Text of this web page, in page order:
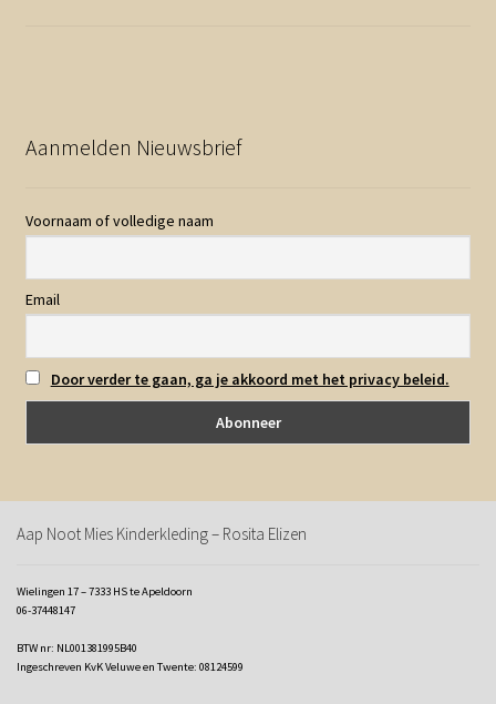
Aanmelden Nieuwsbrief
Voornaam of volledige naam
Email
Door verder te gaan, ga je akkoord met het privacy beleid.
Aap Noot Mies Kinderkleding – Rosita Elizen
Wielingen 17 – 7333 HS te Apeldoorn
06-37448147
BTW nr: NL001381995B40
Ingeschreven KvK Veluwe en Twente: 08124599